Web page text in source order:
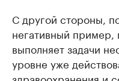
С другой стороны,
негативный пример,
выполняет задачи
уровне уже
здравоохранения и